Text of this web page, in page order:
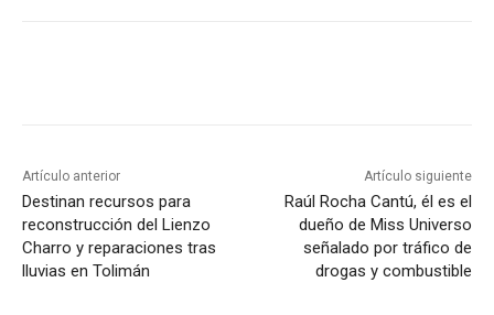
Artículo anterior
Destinan recursos para
reconstrucción del Lienzo
Charro y reparaciones tras
lluvias en Tolimán
Artículo siguiente
Raúl Rocha Cantú, él es el
dueño de Miss Universo
señalado por tráfico de
drogas y combustible